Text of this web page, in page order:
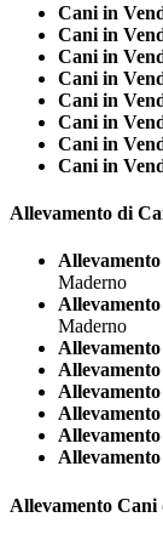
Cani in
Cani in
Cani in
Cani in
Cani in
Cani in
Cani in
Cani in
Allevamento di
Maderno
Maderno
Allevamento Cani